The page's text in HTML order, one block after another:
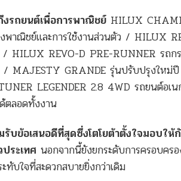
งรถยนต์เพื่อการพาณิชย์ HILUX
พาณิชย์และการใช้งานส่วนตัว / HILUX
HILUX REVO-D PRE-RUNNER รถกร
/ MAJESTY GRANDE รุ่นปรับปรุงใหม่
LEGENDER 2.8 4WD รถยนต์
ตลอดทั้งงาน
รับข้อเสนอดีที่สุดซึ่งโตโยต้าตั้งใจมอบใ
ระเทศ นอกจากนี้ยังยกระดับการครอบคร
ทับใจที่สะดวกสบายยิ่งกว่าเดิม